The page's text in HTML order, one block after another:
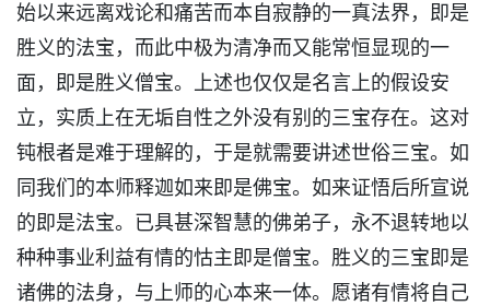
始以来远离戏论和痛苦而本自寂静的一真法界，即是
胜义的法宝，而此中极为清净而又能常恒显现的一
面，即是胜义僧宝。上述也仅仅是名言上的假设安
立，实质上在无垢自性之外没有别的三宝存在。这对
钝根者是难于理解的，于是就需要讲述世俗三宝。如
同我们的本师释迦如来即是佛宝。如来证悟后所宣说
的即是法宝。已具甚深智慧的佛弟子，永不退转地以
种种事业利益有情的怙主即是僧宝。胜义的三宝即是
诸佛的法身，与上师的心本来一体。愿诸有情将自己